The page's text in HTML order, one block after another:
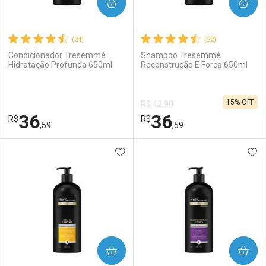
(24)
Condicionador Tresemmé
Hidratação Profunda 650ml
R$36,59
COMPRAR
Laboratório
Por Menos
(22)
Shampoo Tresemmé
Reconstrução E Força 650ml
R$ 42,90
R$36,59
15% OFF
COMPRAR
Laboratório
Por Menos
ADICIONAR AOS FAVORITOS
COMPRAR COMPRAR